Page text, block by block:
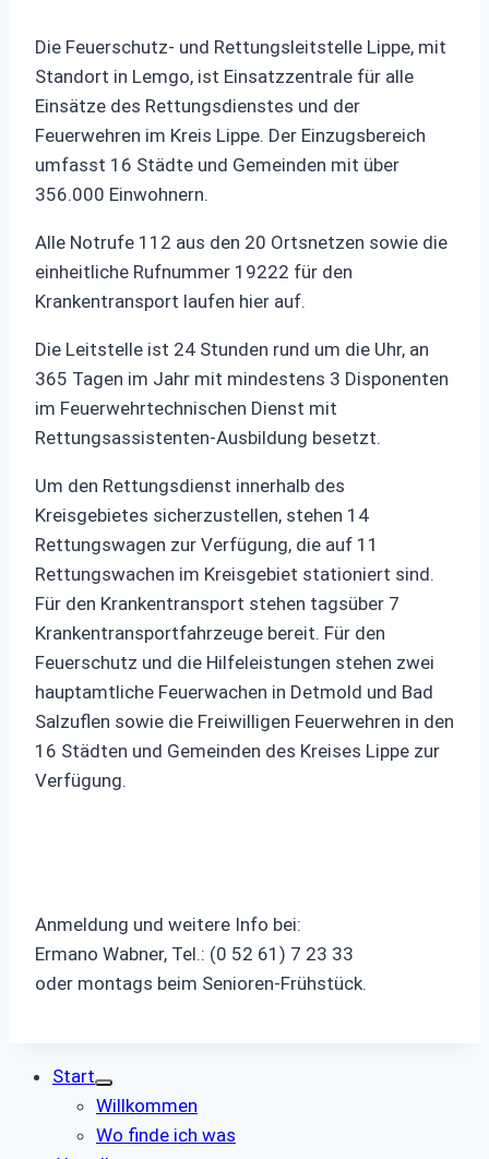
Die Feuerschutz- und Rettungsleitstelle Lippe, mit
Standort in Lemgo, ist Einsatzzentrale für alle
Einsätze des Rettungsdienstes und der
Feuerwehren im Kreis Lippe. Der Einzugsbereich
umfasst 16 Städte und Gemeinden mit über
356.000 Einwohnern.
Alle Notrufe 112 aus den 20 Ortsnetzen sowie die
einheitliche Rufnummer 19222 für den
Krankentransport laufen hier auf.
Die Leitstelle ist 24 Stunden rund um die Uhr, an
365 Tagen im Jahr mit mindestens 3 Disponenten
im Feuerwehrtechnischen Dienst mit
Rettungsassistenten-Ausbildung besetzt.
Um den Rettungsdienst innerhalb des
Kreisgebietes sicherzustellen, stehen 14
Rettungswagen zur Verfügung, die auf 11
Rettungswachen im Kreisgebiet stationiert sind.
Für den Krankentransport stehen tagsüber 7
Krankentransportfahrzeuge bereit. Für den
Feuerschutz und die Hilfeleistungen stehen zwei
hauptamtliche Feuerwachen in Detmold und Bad
Salzuflen sowie die Freiwilligen Feuerwehren in den
16 Städten und Gemeinden des Kreises Lippe zur
Verfügung.
Anmeldung und weitere Info bei:
Ermano Wabner, Tel.: (0 52 61) 7 23 33
oder montags beim Senioren-Frühstück.
Start
Willkommen
Wo finde ich was